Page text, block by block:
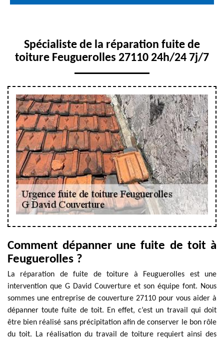
Spécialiste de la réparation fuite de
toiture Feuguerolles 27110 24h/24 7j/7
Comment dépanner une fuite de toit à
Feuguerolles ?
La réparation de fuite de toiture à Feuguerolles est une
intervention que G David Couverture et son équipe font. Nous
sommes une entreprise de couverture 27110 pour vous aider à
dépanner toute fuite de toit. En effet, c’est un travail qui doit
être bien réalisé sans précipitation afin de conserver le bon rôle
du toit. La réalisation du travail de toiture requiert ainsi des